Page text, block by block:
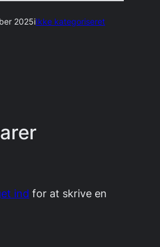
2025iIkke kategoriseret
ind for at skrive en